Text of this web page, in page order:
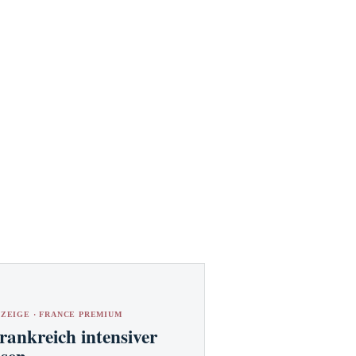
· FRANCE PREMIUM
intensiver